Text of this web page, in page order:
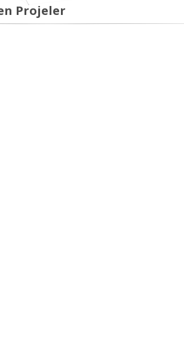
Projeler